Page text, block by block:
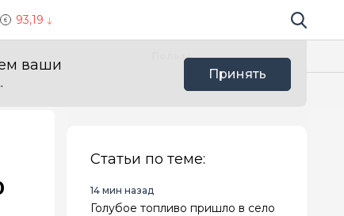
93,19 Поиск по
ваши
Принять
Польза
Статьи по теме:
14 мин назад
Голубое топливо пришло в село